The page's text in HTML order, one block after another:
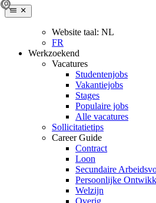
Website taal: NL
FR
Werkzoekend
Vacatures
Studentenjobs
Vakantiejobs
Stages
Populaire jobs
Alle vacatures
Sollicitatietips
Career Guide
Contract
Loon
Secundaire
Persoonlijke
Welzijn
Overig